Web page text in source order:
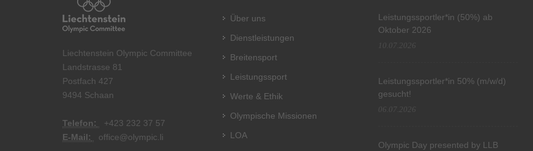
Liechtenstein Olympic Committee
Landstrasse 81
Postfach 427
9494 Schaan
Telefon: +423 232 37 57
E-Mail:
office@olympic.li
Über uns
Dienstleistungen
Breitensport
Leistungssport
Werte & Ethik
Olympische Missionen
LOA
Leistungssportler*in (50%) ab
Oktober 2026
10.07.2026
Leistungssportler*in 50% (m/w/d)
gesucht!
06.07.2026
Olympic Day presented by LLB